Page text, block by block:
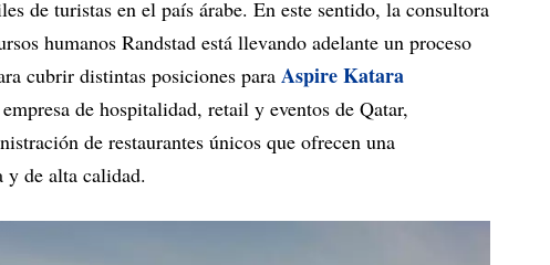
de turistas en el país árabe. En este sentido, la consultora
humanos Randstad está llevando adelante un proceso
cubrir distintas posiciones para Aspire Katara
de hospitalidad, retail y eventos de Qatar,
de restaurantes únicos que ofrecen una
y de alta calidad.